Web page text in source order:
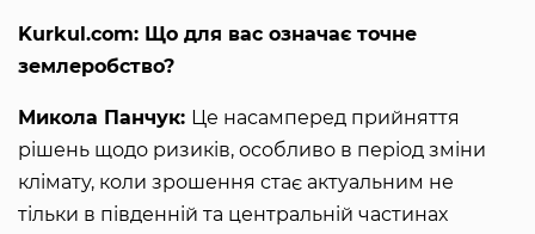
Kurkul.com: Що для вас означає точне
землеробство?
Микола Панчук: Це насамперед прийняття
рішень щодо ризиків, особливо в період зміни
клімату, коли зрошення стає актуальним не
тільки в південній та центральній частинах